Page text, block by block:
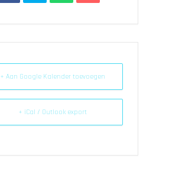
+ Aan Google Kalender toevoegen
+ iCal / Outlook export